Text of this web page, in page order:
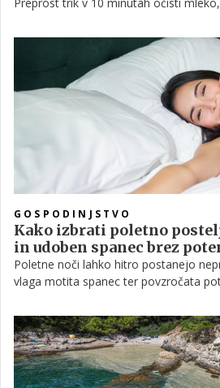
GOSPODINJSTVO
Kako izbrati poletno
in udoben spanec brez
Poletne noči lahko hitro postanejo
vlaga motita spanec ter povzročata
posteljnine pomembno vpliva na
kakovost spanca v vročih mesecih.